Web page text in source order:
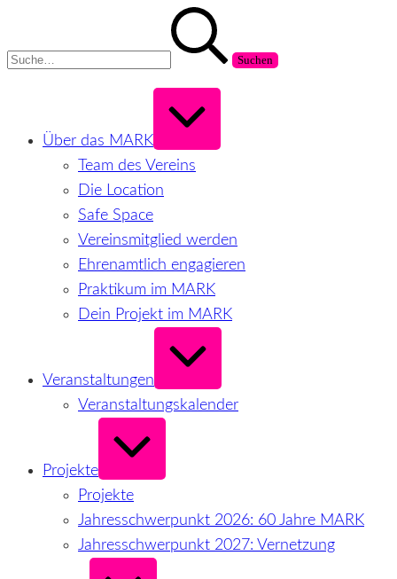
springen
Über das MARK
Erweitern
Team des Vereins
Die Location
Safe Space
Vereinsmitglied werden
Ehrenamtlich engagieren
Praktikum im MARK
Dein Projekt im MARK
Veranstaltungen
Erweitern
Veranstaltungskalender
Projekte
Erweitern
Projekte
Jahresschwerpunkt 2026: 60 Jahre MARK
Jahresschwerpunkt 2027: Vernetzung
Erweitern